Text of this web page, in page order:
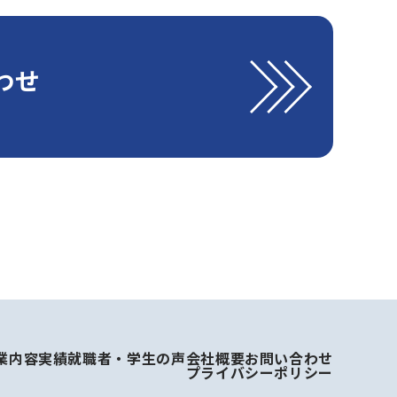
せ
内容実績就職者・学生の声会社概要お問い合わせ
プライバシーポリシー